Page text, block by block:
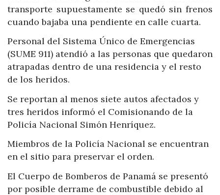
transporte supuestamente se quedó sin frenos
cuando bajaba una pendiente en calle cuarta.
Personal del Sistema Único de Emergencias
(SUME 911) atendió a las personas que quedaron
atrapadas dentro de una residencia y el resto
de los heridos.
Se reportan al menos siete autos afectados y
tres heridos informó el Comisionando de la
Policía Nacional Simón Henríquez.
Miembros de la Policía Nacional se encuentran
en el sitio para preservar el orden.
El Cuerpo de Bomberos de Panamá se presentó
por posible derrame de combustible debido al